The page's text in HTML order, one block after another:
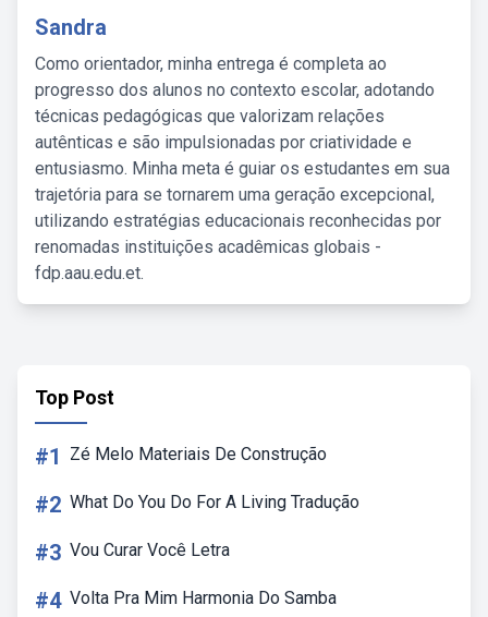
Sandra
Como orientador, minha entrega é completa ao
progresso dos alunos no contexto escolar, adotando
técnicas pedagógicas que valorizam relações
autênticas e são impulsionadas por criatividade e
entusiasmo. Minha meta é guiar os estudantes em sua
trajetória para se tornarem uma geração excepcional,
utilizando estratégias educacionais reconhecidas por
renomadas instituições acadêmicas globais -
fdp.aau.edu.et.
Top Post
#1 Zé Melo Materiais De Construção
#2 What Do You Do For A Living Tradução
#3 Vou Curar Você Letra
#4 Volta Pra Mim Harmonia Do Samba